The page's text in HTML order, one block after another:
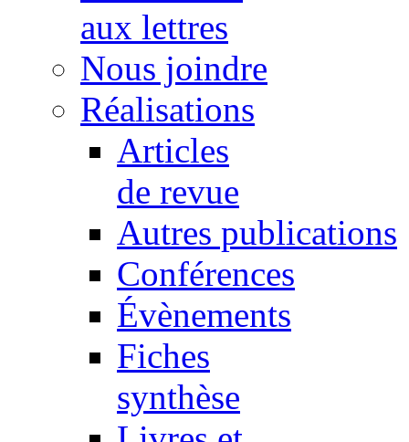
aux lettres
Nous joindre
Réalisations
Articles
de revue
Autres publications
Conférences
Évènements
Fiches
synthèse